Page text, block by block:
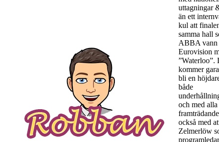
uttagningar
än ett
kul att
samma hall
ABBA vann
Eurovision
”Waterloo”.
kommer
bli en
både
och med alla
också med
Zelmerlöw